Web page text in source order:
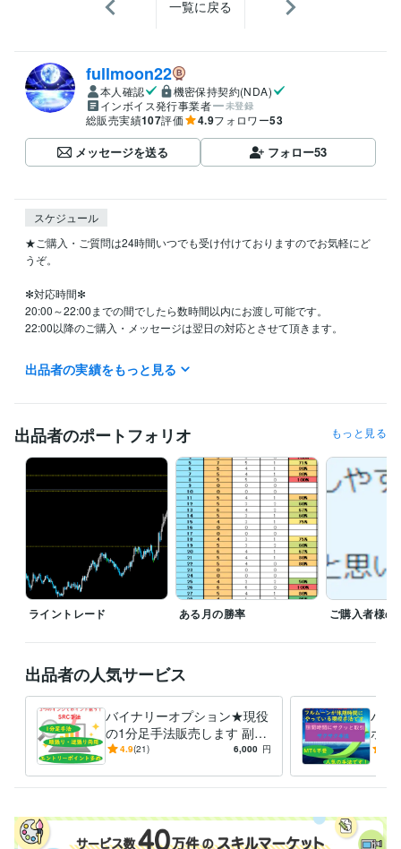
一覧に戻る
fullmoon22
本人確認
機密保持契約(NDA)
インボイス発行事業者
未登録
総販売実績107評価 4.9フォロワー53
メッセージを送る フォロー53
スケジュール
★ご購入・ご質問は24時間いつでも受け付けておりますのでお気軽にど
うぞ。
✻対応時間✻
20:00～22:00までの間でしたら数時間以内にお渡し可能です。
22:00以降のご購入・メッセージは翌日の対応とさせて頂きます。
・平日は対応時間以外に8時頃と13時前後に1度確認しております。
予めご了承ください。
★リピーター様プレゼントあり
★サクサク手法セット・究極のライントレードと別の手法の組み合わせ
で同時購入を検討中の方はお値引き致しますので、DMからお問い合わせ
その他の組み合わせは手法2点セット販売ページからご購入下さい。
2022.1.23初出品　2022.1.27レギュラーランク 2022.5.1　シルバー
ランク 2022.8.1　ゴールドランク
得意分野
資産運用・副業の相談 バイナリーオプション FX
外国為替証拠金取引
在宅ワーク
出品者の実績をもっと見る
出品者のポートフォリオ もっと見る
ライントレード ある月の勝率 ご購入者様
出品者の人気サービス
バイナリーオプション★現役
の1分足手法販売します 副業
★スマホでもOK！3つのイン
4.9(21) 6,000 円
バイ
ホで
気